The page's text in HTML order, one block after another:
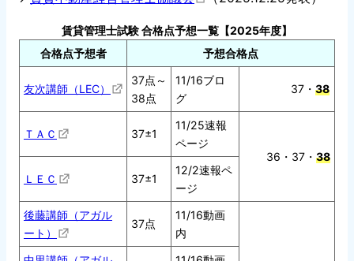
賃貸管理士試験 合格点予想一覧【2025年度】
合格点予想者
予想合格点
友次講師（LEC）
37点～
38点
11/16ブロ
グ
37・ 38
ＴＡＣ 37±1
11/25速報
ページ
36・37・ 38
ＬＥＣ
37±1
12/2速報ペ
ージ
後藤講師（アガル
ート）
37点
11/16動画
内